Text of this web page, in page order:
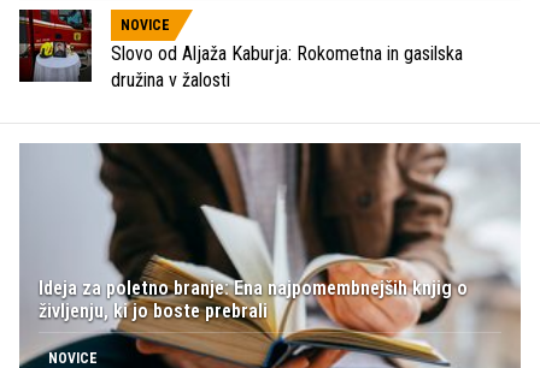
NOVICE
Slovo od Aljaža Kaburja: Rokometna in gasilska
družina v žalosti
Ideja za poletno branje: Ena najpomembnejših knjig o
življenju, ki jo boste prebrali
NOVICE